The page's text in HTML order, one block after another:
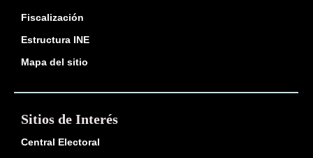
Fiscalización
Estructura INE
Mapa del sitio
Sitios de Interés
Central Electoral